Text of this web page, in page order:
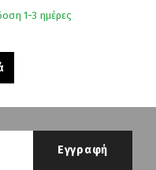
1-3 ημέρες
Εγγραφή